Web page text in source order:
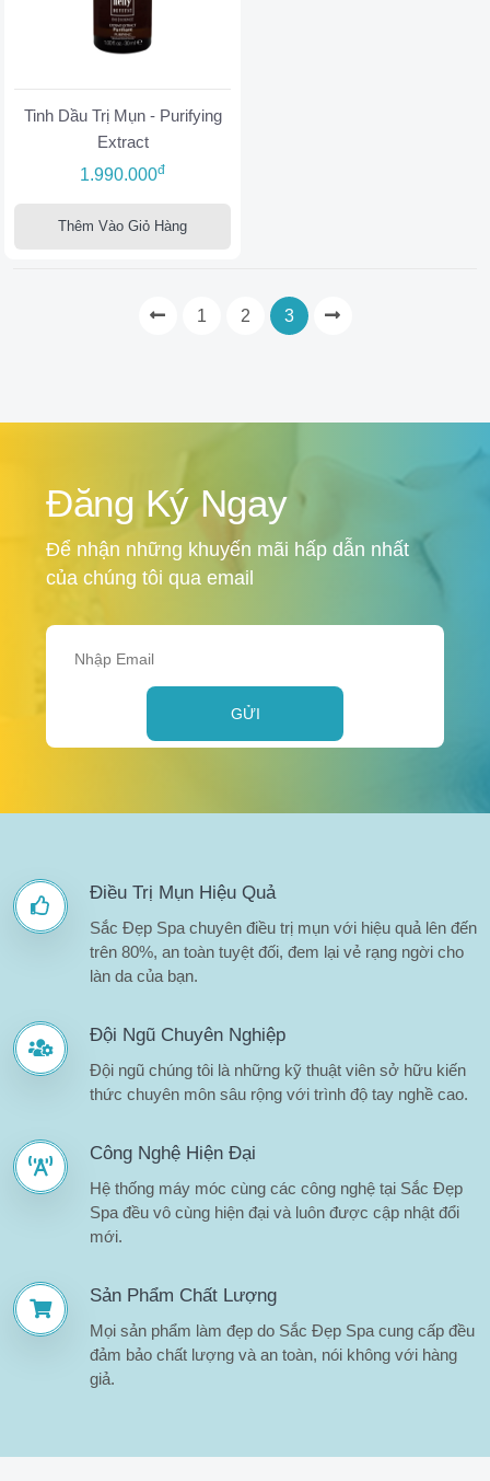
Tinh Dầu Trị Mụn - Purifying
Extract
1.990.000đ
Thêm Vào Giỏ Hàng
1 2 3
Đăng Ký Ngay
Để nhận những khuyến mãi hấp dẫn nhất
của chúng tôi qua email
GỬI
Điều Trị Mụn Hiệu Quả
Sắc Đẹp Spa chuyên điều trị mụn với hiệu quả lên đến
trên 80%, an toàn tuyệt đối, đem lại vẻ rạng ngời cho
làn da của bạn.
Đội Ngũ Chuyên Nghiệp
Đội ngũ chúng tôi là những kỹ thuật viên sở hữu kiến
thức chuyên môn sâu rộng với trình độ tay nghề cao.
Công Nghệ Hiện Đại
Hệ thống máy móc cùng các công nghệ tại Sắc Đẹp
Spa đều vô cùng hiện đại và luôn được cập nhật đổi
mới.
Sản Phẩm Chất Lượng
Mọi sản phẩm làm đẹp do Sắc Đẹp Spa cung cấp đều
đảm bảo chất lượng và an toàn, nói không với hàng
giả.